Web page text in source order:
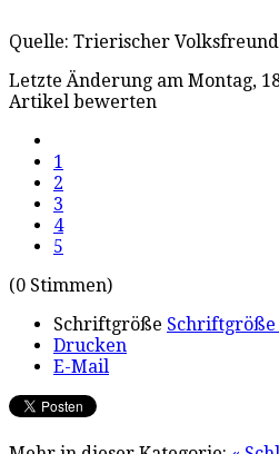
Quelle: Trierischer Volksfreund
Letzte Änderung am Montag,
Artikel bewerten
1
2
3
4
5
(0 Stimmen)
Schriftgröße
Drucken
E-Mail